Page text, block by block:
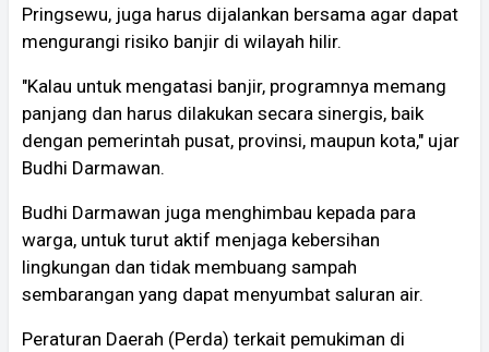
Pringsewu, juga harus dijalankan bersama agar dapat
mengurangi risiko banjir di wilayah hilir.
"Kalau untuk mengatasi banjir, programnya memang
panjang dan harus dilakukan secara sinergis, baik
dengan pemerintah pusat, provinsi, maupun kota," ujar
Budhi Darmawan.
Budhi Darmawan juga menghimbau kepada para
warga, untuk turut aktif menjaga kebersihan
lingkungan dan tidak membuang sampah
sembarangan yang dapat menyumbat saluran air.
Peraturan Daerah (Perda) terkait pemukiman di